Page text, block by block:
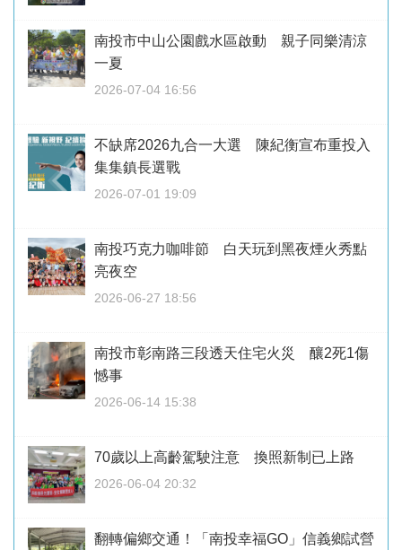
南投市中山公園戲水區啟動 親子同樂清涼
一夏
2026-07-04 16:56
不缺席2026九合一大選 陳紀衡宣布重投入
集集鎮長選戰
2026-07-01 19:09
南投巧克力咖啡節 白天玩到黑夜煙火秀點
亮夜空
2026-06-27 18:56
南投市彰南路三段透天住宅火災 釀2死1傷
憾事
2026-06-14 15:38
70歲以上高齡駕駛注意 換照新制已上路
2026-06-04 20:32
翻轉偏鄉交通！「南投幸福GO」信義鄉試營